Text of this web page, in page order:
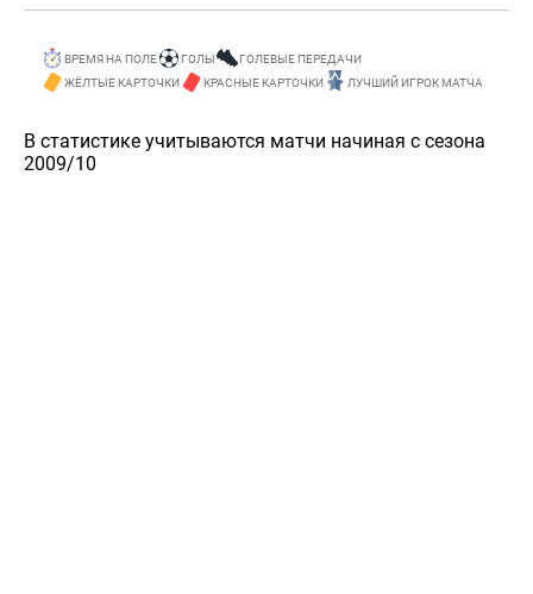
ВРЕМЯ НА ПОЛЕ ГОЛЫ
ГОЛЕВЫЕ ПЕРЕДАЧИ
ЖЁЛТЫЕ КАРТОЧКИ
КРАСНЫЕ КАРТОЧКИ ЛУЧШИЙ ИГРОК МАТЧА
В статистике учитываются матчи начиная с сезона
2009/10